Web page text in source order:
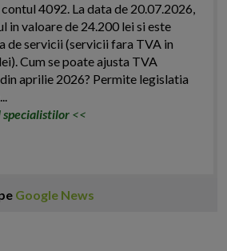
4092. La data de 20.07.2026,
in valoare de 24.200 lei si este
de servicii (servicii fara TVA in
Cum se poate ajusta TVA
aprilie 2026? Permite legislatia
specialistilor <<
Google News